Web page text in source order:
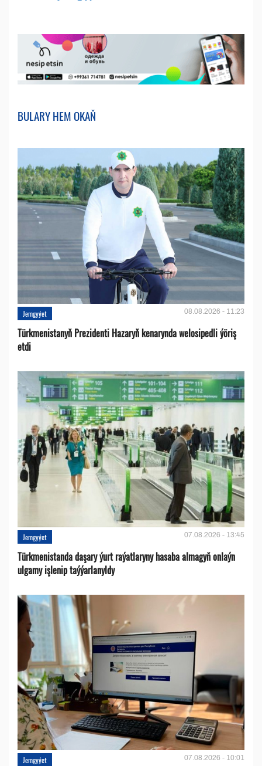
BULARY HEM OKAŇ
Jemgyýet 08.08.2026 - 11:23
Türkmenistanyň Prezidenti Hazaryň kenarynda welosipedli ýöriş
etdi
Jemgyýet 07.08.2026 - 13:45
Türkmenistanda daşary ýurt raýatlaryny hasaba almagyň onlaýn
ulgamy işlenip taýýarlanyldy
Jemgyýet 07.08.2026 - 10:01